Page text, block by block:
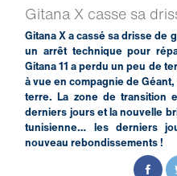
Gitana X casse sa
Gitana X a cassé sa drisse de
un arrêt technique pour
Gitana 11 a perdu un peu de
à vue en compagnie de
terre. La zone de transition
derniers jours et la nouvelle
tunisienne… les derniers
nouveau rebondissements !